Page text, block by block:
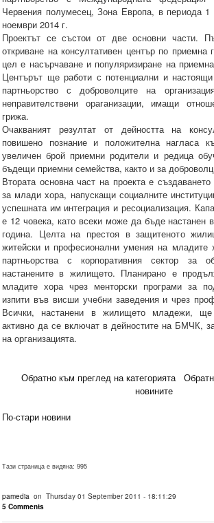
Червения полумесец, Зона Европа, в периода 1
ноември 2014 г.
Проектът се състои от две основни части.
откриване на консултативен център по приемна
цел е насърчаване и популяризиране на
Центърът ще работи с потенциални и
партньорство с доброволците на
неправителствени ораганизации, имащи
грижа.
Очакваният резултат от дейността на
повишено познание и положителна нагласа
увеличен брой приемни родители и редица
бъдещи приемни семейства, както и за
Втората основна част на проекта е
за млади хора, напускащи социалните
успешната им интеграция и ресоциализация.
е 12 човека, като всеки може да бъде настанен
година. Целта на престоя в защитеното
житейски и професионални умения на младите
партньорства с корпоративния сектор за
настанените в жилището. Планирано е
младите хора чрез менторски програми за
изпити във висши учебни заведения и чрез
Всички, настанени в жилището младежи, ще
активно да се включат в дейностите на БМЧК,
на организацията.
Обратно към преглед на категорията
новините
По-стари новини
Тази страница е видяна: 995
pamedia on Thursday 01 September 2011 - 18:11:29
5 Comments